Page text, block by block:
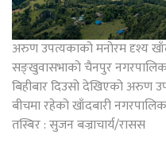
अरुण उपत्यकाको मनोरम दृश्य
सङ्खुवासभाको चैनपुर
बिहीबार दिउसो देखिएको अरुण
बीचमा रहेको खाँदबारी
तस्बिर : सुजन बज्राचार्य/रासस